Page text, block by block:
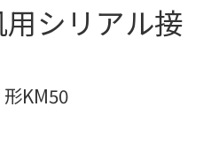
シリアル接
KM50